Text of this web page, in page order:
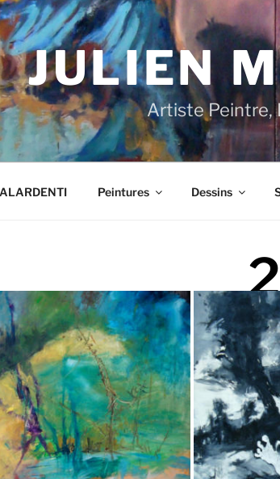
JULIEN
Artiste Peintre,
Peintures Dessins